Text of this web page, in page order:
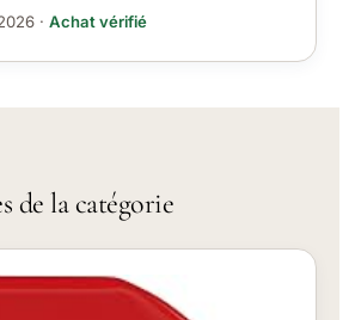
· Achat vérifié
de la catégorie